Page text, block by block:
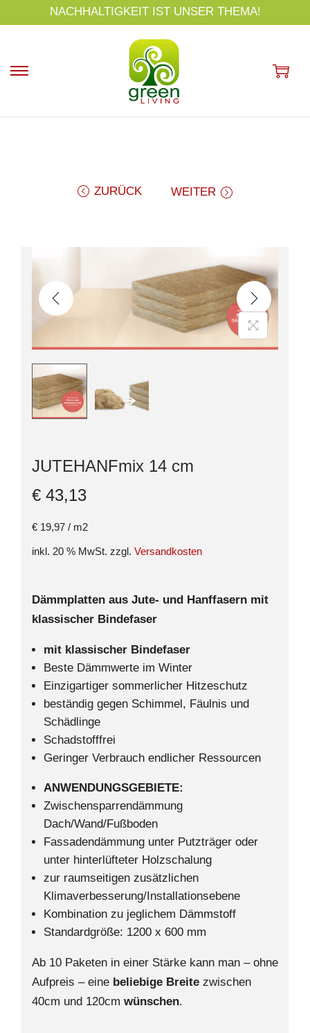
p
NACHHALTIGKEIT IST UNSER THEMA!
ZURÜCK WEITER
JUTEHANFmix 14 cm
€ 43,13
€ 19,97 / m2
inkl. 20 % MwSt. zzgl. Versandkosten
Dämmplatten aus Jute- und Hanffasern mit
klassischer Bindefaser
mit klassischer Bindefaser
Beste Dämmwerte im Winter
Einzigartiger sommerlicher Hitzeschutz
beständig gegen Schimmel, Fäulnis und
Schädlinge
Schadstofffrei
Geringer Verbrauch endlicher Ressourcen
ANWENDUNGSGEBIETE:
Zwischensparrendämmung
Dach/Wand/Fußboden
Fassadendämmung unter Putzträger oder
unter hinterlüfteter Holzschalung
zur raumseitigen zusätzlichen
Klimaverbesserung/Installationsebene
Kombination zu jeglichem Dämmstoff
Standardgröße: 1200 x 600 mm
Ab 10 Paketen in einer Stärke kann man – ohne
Aufpreis – eine beliebige Breite zwischen
40cm und 120cm wünschen.